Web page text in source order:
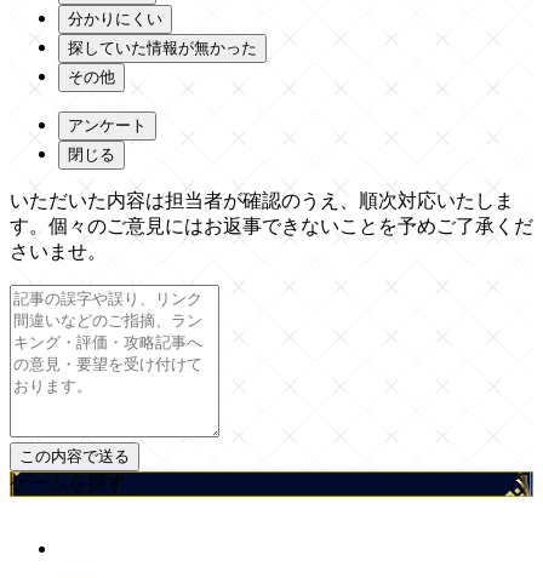
分かりにくい
探していた情報が無かった
その他
アンケート
閉じる
いただいた内容は担当者が確認のうえ、順次対応いたしま
す。個々のご意見にはお返事できないことを予めご了承くだ
さいませ。
ゲームを探す